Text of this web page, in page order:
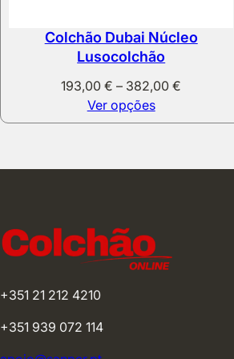
Colchão Dubai Núcleo
Lusocolchão
193,00€ – 382,00€
193,00 €
Ver opções
+351 21 212 4210
+351 939 072 114